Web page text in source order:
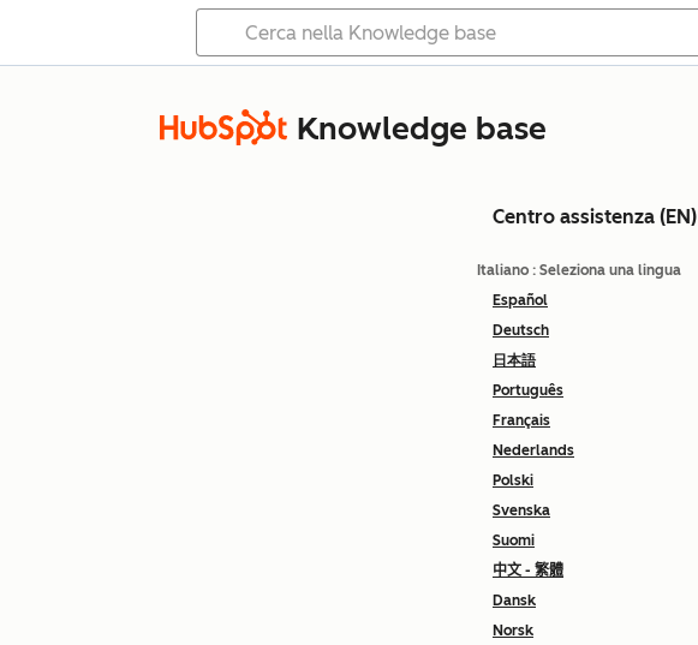
Knowledge base
Centro assistenza (EN)
Italiano : Seleziona una lingua
Español
Deutsch
日本語
Português
Français
Nederlands
Polski
Svenska
Suomi
中文 - 繁體
Dansk
Norsk